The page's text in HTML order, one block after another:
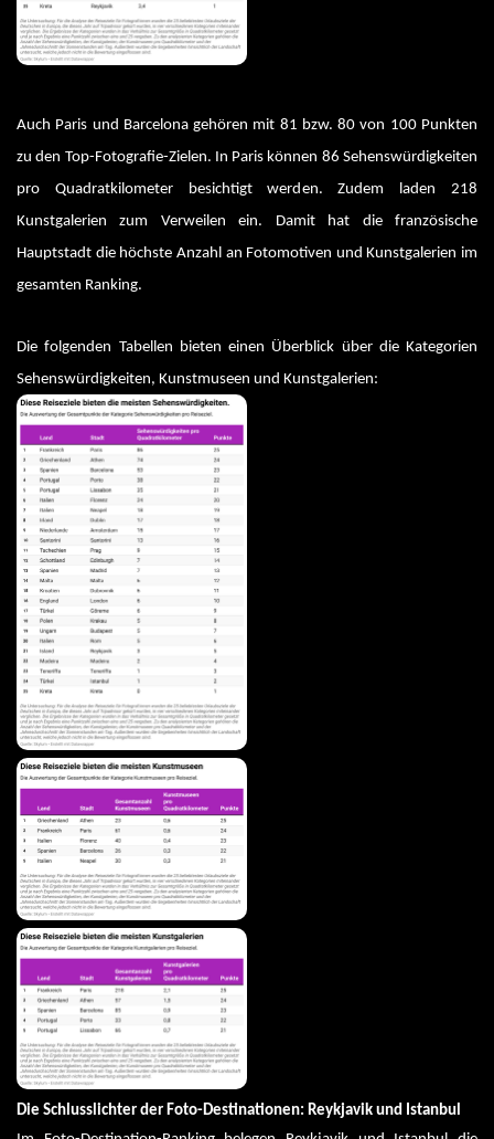
Auch Paris und Barcelona gehören mit 81 bzw. 80 von 100 Punkten
zu den Top-Fotografie-Zielen. In Paris können 86 Sehenswürdigkeiten
pro Quadratkilometer besichtigt werden. Zudem laden 218
Kunstgalerien zum Verweilen ein. Damit hat die französische
Hauptstadt die höchste Anzahl an Fotomotiven und Kunstgalerien im
gesamten Ranking.
Die folgenden Tabellen bieten einen Überblick über die Kategorien
Sehenswürdigkeiten, Kunstmuseen und Kunstgalerien:
Die Schlusslichter der Foto-Destinationen: Reykjavik und Istanbul